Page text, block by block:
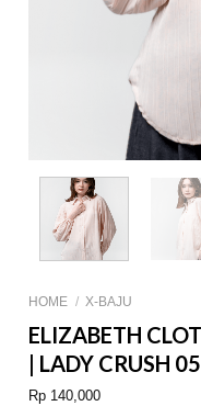
HOME / X-BAJU
ELIZABETH
| LADY CRUSH
Rp 140,000